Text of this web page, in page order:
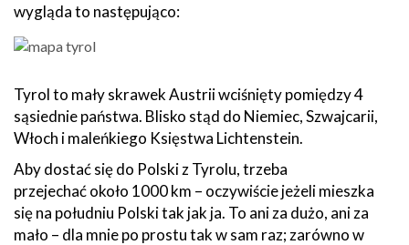
wygląda to następująco:
Tyrol to mały skrawek Austrii wciśnięty pomiędzy 4
sąsiednie państwa. Blisko stąd do Niemiec, Szwajcarii,
Włoch i maleńkiego Księstwa Lichtenstein.
Aby dostać się do Polski z Tyrolu, trzeba
przejechać około 1000 km – oczywiście jeżeli mieszka
się na południu Polski tak jak ja. To ani za dużo, ani za
mało – dla mnie po prostu tak w sam raz; zarówno w